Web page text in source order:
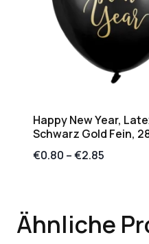
Happy New Year,
Schwarz Gold Fein,
€0.80 –€2.85
Ähnliche